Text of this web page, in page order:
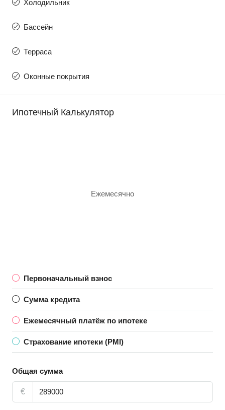
Холодильник
Бассейн
Терраса
Оконные покрытия
Ипотечный Калькулятор
Ежемесячно
Первоначальный взнос
Сумма кредита
Ежемесячный платёж по ипотеке
Страхование ипотеки (PMI)
Общая сумма
€